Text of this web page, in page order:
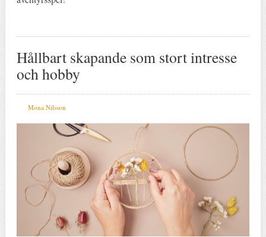
Hållbart skapande som stort intresse
och hobby
Mona Nilsson